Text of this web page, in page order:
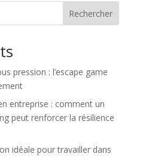
Rechercher
pression : l’escape game
entreprise : comment un
peut renforcer la résilience
idéale pour travailler dans